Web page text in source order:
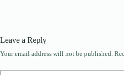
Leave a Reply
Your email address will not be published.